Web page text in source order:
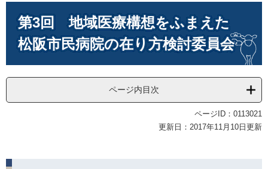
第3回 地域医療構想をふまえた
松阪市民病院の在り方検討委員会
ページ内目次
ページID：0113021
更新日：2017年11月10日更新